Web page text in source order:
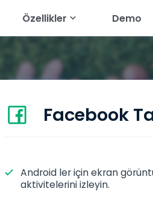
Özellikler
İzle
Metin
İzle
Coğrafi
İzle
İzle
Demo
Facebook
Android ler için ekran
aktivitelerini izleyin.